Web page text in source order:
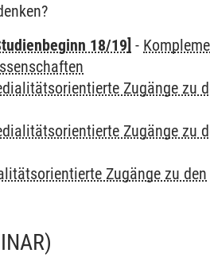
18/19] -
Zugänge zu
Zugänge zu
Zugänge zu den